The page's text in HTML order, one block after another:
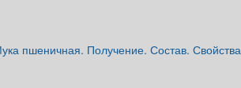
пшеничная. Получение. Состав. Свойства